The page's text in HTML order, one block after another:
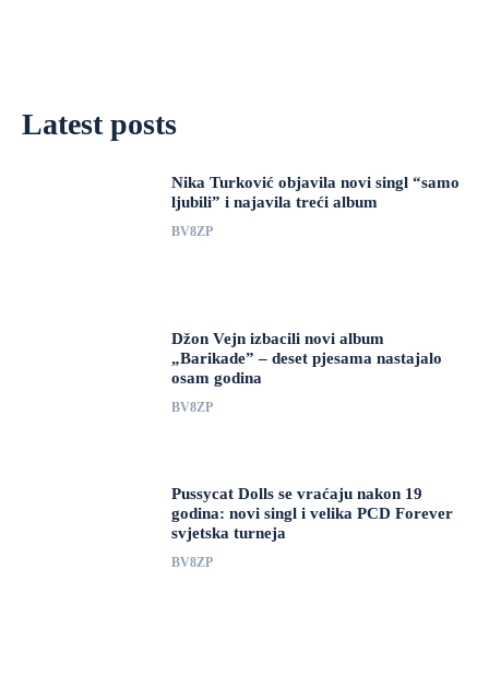
Latest posts
Nika Turković objavila novi singl “samo
ljubili” i najavila treći album
BV8ZP
Džon Vejn izbacili novi album
„Barikade” – deset pjesama nastajalo
osam godina
BV8ZP
Pussycat Dolls se vraćaju nakon 19
godina: novi singl i velika PCD Forever
svjetska turneja
BV8ZP